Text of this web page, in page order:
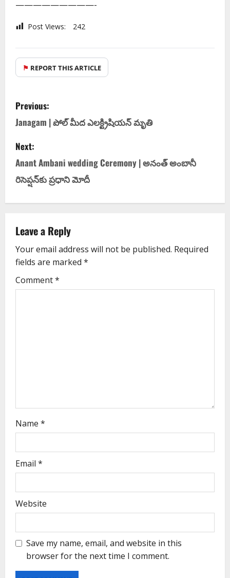
—————————-
Post Views: 242
⚑ REPORT THIS ARTICLE
Previous:
Janagam | పోల్ మీద ఎలక్ట్రిషియన్ మృతి
Next:
Anant Ambani wedding Ceremony | అనంత్ అంబానీ
రిసెప్ష‌న్‌కు ప్ర‌ధాని మోదీ
Leave a Reply
Your email address will not be published. Required
fields are marked *
Comment*
Name *
Email *
Website
Save my name, email, and website in this
browser for the next time I comment.